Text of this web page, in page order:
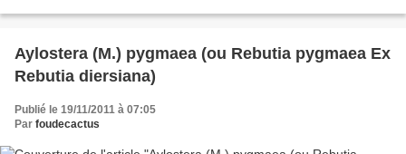
Aylostera (M.) pygmaea (ou Rebutia pygmaea Ex
Rebutia diersiana)
Publié le 19/11/2011 à 07:05
Par foudecactus